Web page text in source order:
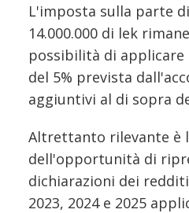
L'imposta sulla parte
14.000.000 di lek
possibilità di
del 5% prevista
aggiuntivi al di sopra
Altrettanto rilevante è
dell'opportunità di
dichiarazioni dei
2023, 2024 e 2025